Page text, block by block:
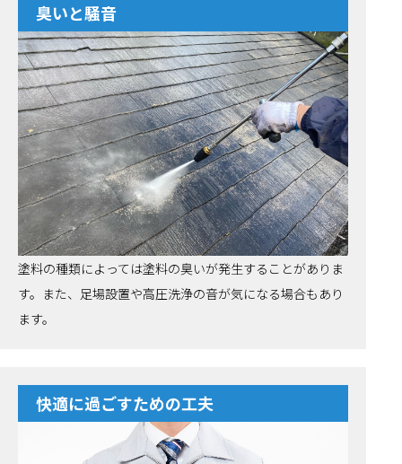
臭いと騒音
塗料の種類によっては塗料の臭いが発生することがありま
す。また、足場設置や高圧洗浄の音が気になる場合もあり
ます。
快適に過ごすための工夫